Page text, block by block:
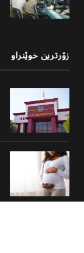
زۆرترین خوێنراو